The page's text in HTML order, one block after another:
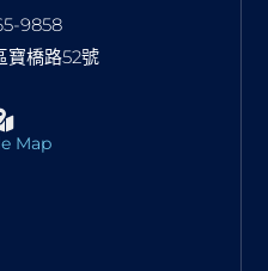
9858
寶橋路52號
Map